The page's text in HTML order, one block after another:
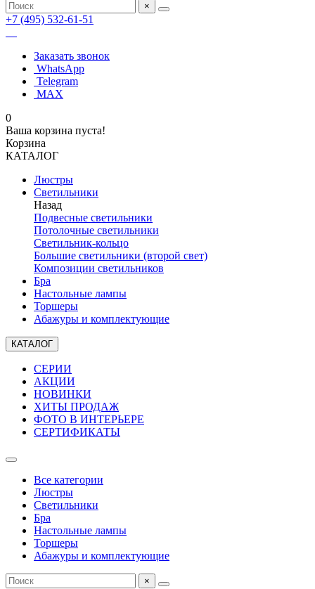
×
+7 (495) 532-61-51
Заказать звонок
WhatsApp
Telegram
MAX
0
Ваша корзина пуста!
Корзина
КАТАЛОГ
Люстры
Светильники
Назад
Подвесные светильники
Потолочные светильники
Светильник-кольцо
Большие светильники (второй свет)
Композиции светильников
Бра
Настольные лампы
Торшеры
Абажуры и комплектующие
КАТАЛОГ
СЕРИИ
АКЦИИ
НОВИНКИ
ХИТЫ ПРОДАЖ
ФОТО В ИНТЕРЬЕРЕ
СЕРТИФИКАТЫ
Все категории
Люстры
Светильники
Бра
Настольные лампы
Торшеры
Абажуры и комплектующие
×